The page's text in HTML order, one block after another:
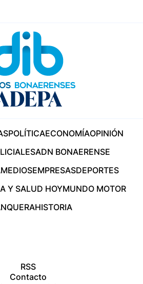
POLÍTICAECONOMÍAOPINIÓN
ADN BONAERENSE
MEDIOSEMPRESASDEPORTES
Y SALUD HOYMUNDO MOTOR
HISTORIA
RSS
Contacto